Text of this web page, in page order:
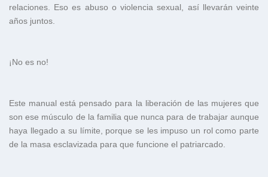
relaciones. Eso es abuso o violencia sexual, así llevarán veinte
años juntos.
¡No es no!
Este manual está pensado para la liberación de las mujeres que
son ese músculo de la familia que nunca para de trabajar aunque
haya llegado a su límite, porque se les impuso un rol como parte
de la masa esclavizada para que funcione el patriarcado.